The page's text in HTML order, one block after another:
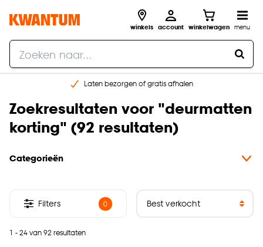
winkels account winkelwagen menu
Laten bezorgen of gratis afhalen
Gratis raam advies en opmeten aan huis
€ 5,- korting op je volgende bestelling
Zoekresultaten voor "deurmatten
korting" (92 resultaten)
Categorieën
1 - 24 van 92 resultaten
Filters 0